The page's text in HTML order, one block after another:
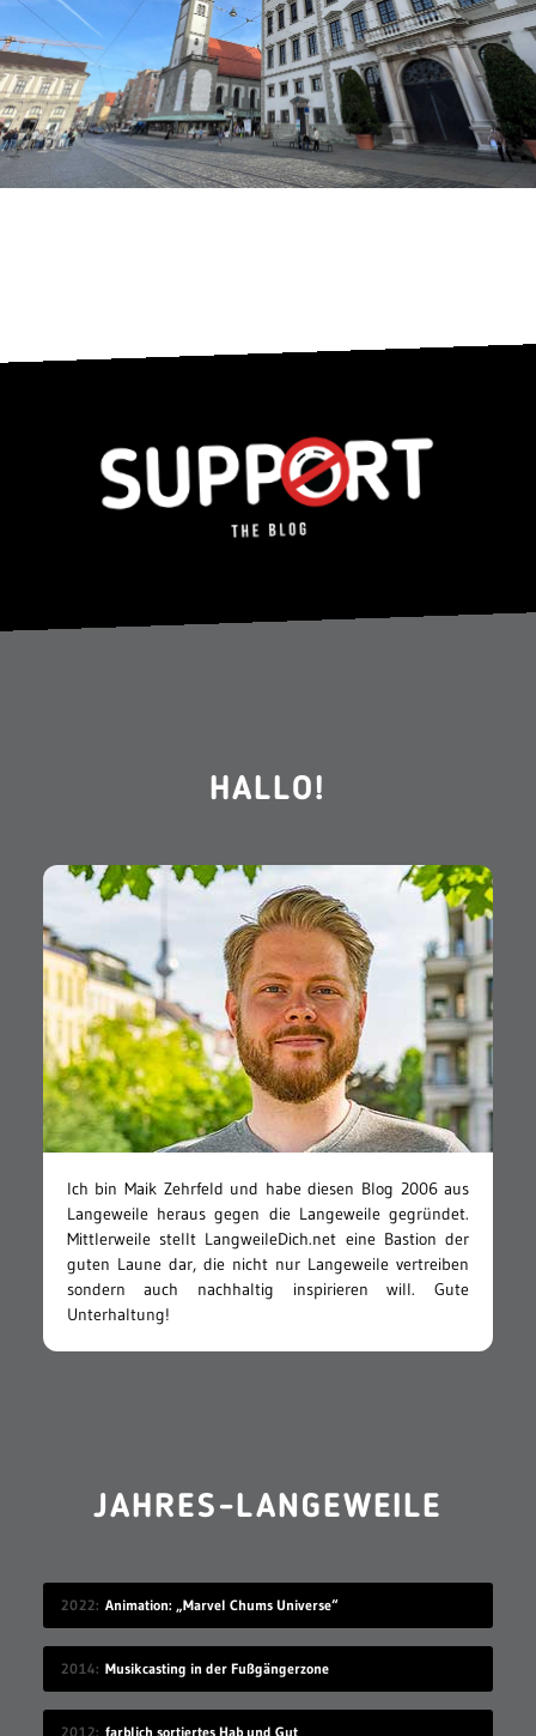
HALLO!
Ich bin Maik Zehrfeld und habe diesen Blog 2006 aus
Langeweile heraus gegen die Langeweile gegründet.
Mittlerweile stellt LangweileDich.net eine Bastion der
guten Laune dar, die nicht nur Langeweile vertreiben
sondern auch nachhaltig inspirieren will. Gute
Unterhaltung!
JAHRES-LANGEWEILE
2022 Animation: „Marvel Chums Universe“
2014 Musikcasting in der Fußgängerzone
2012 farblich sortiertes Hab und Gut